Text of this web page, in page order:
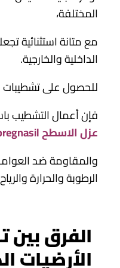
المختلفة،
مع متانة استثنائية
الداخلية والخارجية.
للحصول على تشطيبات
فإن أعمال التشطيب
عزل الاسطح Impregnasil
والمقاومة ضد
الرطوبة والحرارة
الفرق
الأرضيات